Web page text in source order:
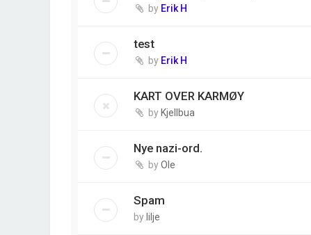
by Erik H
test
by Erik H
KART OVER KARMØY
by Kjellbua
Nye nazi-ord.
byOle
Spam
by lilje